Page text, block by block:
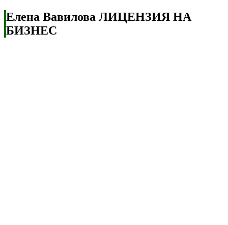
Елена Вавилова ЛИЦЕНЗИЯ НА
БИЗНЕС